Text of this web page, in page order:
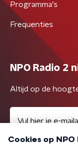
Programma's
Frequenties
NPO Radio 2
Altijd op de